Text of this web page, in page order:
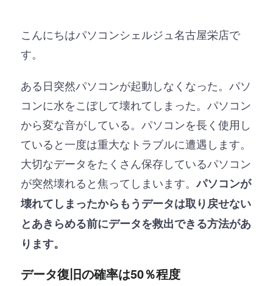
こんにちはパソコンシェルジュ名古屋栄店で
す。
ある日突然パソコンが起動しなくなった。パソ
コンに水をこぼして壊れてしまった。パソコン
から変な音がしている。パソコンを長く使用し
ていると一度は重大なトラブルに遭遇します。
大切なデータをたくさん保存しているパソコン
が突然壊れると焦ってしまいます。パソコンが
壊れてしまったからもうデータは取り戻せない
とあきらめる前にデータを救出できる方法があ
ります。
データ復旧の確率は50％程度